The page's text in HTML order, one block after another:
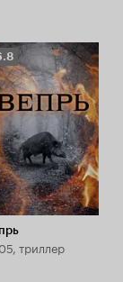
очень закрученный
триллер